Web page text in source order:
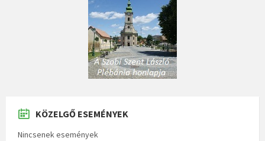
KÖZELGŐ ESEMÉNYEK
Nincsenek események